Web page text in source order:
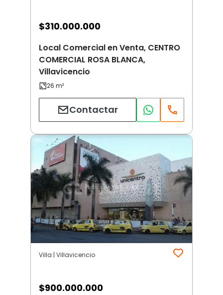
$310.000.000
Local Comercial en Venta, CENTRO
COMERCIAL ROSA BLANCA,
Villavicencio
Contactar
Villa | Villavicencio
$900.000.000